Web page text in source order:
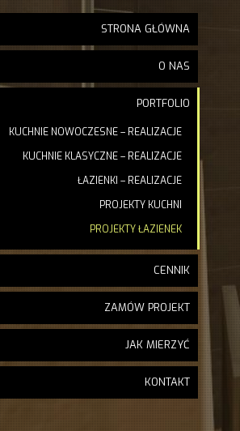
STRONA GŁÓWNA
O NAS
PORTFOLIO
KUCHNIE NOWOCZESNE – REALIZACJE
KUCHNIE KLASYCZNE – REALIZACJE
ŁAZIENKI – REALIZACJE
PROJEKTY KUCHNI
PROJEKTY ŁAZIENEK
CENNIK
ZAMÓW PROJEKT
JAK MIERZYĆ
KONTAKT